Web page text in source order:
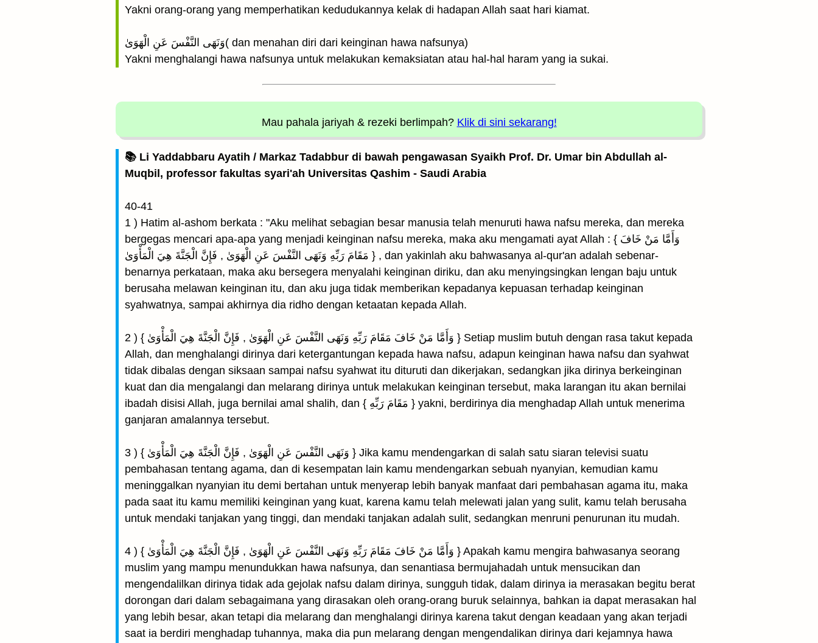
Yakni orang-orang yang memperhatikan kedudukannya kelak di hadapan Allah saat hari kiamat.
وَنَهَى النَّفْسَ عَنِ الْهَوَىٰ( dan menahan diri dari keinginan hawa nafsunya)
Yakni menghalangi hawa nafsunya untuk melakukan kemaksiatan atau hal-hal haram yang ia sukai.
Mau pahala jariyah & rezeki berlimpah? Klik di sini sekarang!
📚 Li Yaddabbaru Ayatih / Markaz Tadabbur di bawah pengawasan Syaikh Prof. Dr. Umar bin Abdullah al-
Muqbil, professor fakultas syari'ah Universitas Qashim - Saudi Arabia
40-41
1 ) Hatim al-ashom berkata : "Aku melihat sebagian besar manusia telah menuruti hawa nafsu mereka, dan mereka
bergegas mencari apa-apa yang menjadi keinginan nafsu mereka, maka aku mengamati ayat Allah : { وَأَمَّا مَنْ خَافَ
مَقَامَ رَبِّهِ وَنَهَى النَّفْسَ عَنِ الْهَوَىٰ , فَإِنَّ الْجَنَّةَ هِيَ الْمَأْوَىٰ } , dan yakinlah aku bahwasanya al-qur'an adalah sebenar-
benarnya perkataan, maka aku bersegera menyalahi keinginan diriku, dan aku menyingsingkan lengan baju untuk
berusaha melawan keinginan itu, dan aku juga tidak memberikan kepadanya kepuasan terhadap keinginan
syahwatnya, sampai akhirnya dia ridho dengan ketaatan kepada Allah.
2 ) { وَأَمَّا مَنْ خَافَ مَقَامَ رَبِّهِ وَنَهَى النَّفْسَ عَنِ الْهَوَىٰ , فَإِنَّ الْجَنَّةَ هِيَ الْمَأْوَىٰ } Setiap muslim butuh dengan rasa takut kepada
Allah, dan menghalangi dirinya dari ketergantungan kepada hawa nafsu, adapun keinginan hawa nafsu dan syahwat
tidak dibalas dengan siksaan sampai nafsu syahwat itu dituruti dan dikerjakan, sedangkan jika dirinya berkeinginan
kuat dan dia mengalangi dan melarang dirinya untuk melakukan keinginan tersebut, maka larangan itu akan bernilai
ibadah disisi Allah, juga bernilai amal shalih, dan { مَقَامَ رَبِّهِ } yakni, berdirinya dia menghadap Allah untuk menerima
ganjaran amalannya tersebut.
3 ) { وَنَهَى النَّفْسَ عَنِ الْهَوَىٰ , فَإِنَّ الْجَنَّةَ هِيَ الْمَأْوَىٰ } Jika kamu mendengarkan di salah satu siaran televisi suatu
pembahasan tentang agama, dan di kesempatan lain kamu mendengarkan sebuah nyanyian, kemudian kamu
meninggalkan nyanyian itu demi bertahan untuk menyerap lebih banyak manfaat dari pembahasan agama itu, maka
pada saat itu kamu memiliki keinginan yang kuat, karena kamu telah melewati jalan yang sulit, kamu telah berusaha
untuk mendaki tanjakan yang tinggi, dan mendaki tanjakan adalah sulit, sedangkan menruni penurunan itu mudah.
4 ) { وَأَمَّا مَنْ خَافَ مَقَامَ رَبِّهِ وَنَهَى النَّفْسَ عَنِ الْهَوَىٰ , فَإِنَّ الْجَنَّةَ هِيَ الْمَأْوَىٰ } Apakah kamu mengira bahwasanya seorang
muslim yang mampu menundukkan hawa nafsunya, dan senantiasa bermujahadah untuk mensucikan dan
mengendalilkan dirinya tidak ada gejolak nafsu dalam dirinya, sungguh tidak, dalam dirinya ia merasakan begitu berat
dorongan dari dalam sebagaimana yang dirasakan oleh orang-orang buruk selainnya, bahkan ia dapat merasakan hal
yang lebih besar, akan tetapi dia melarang dan menghalangi dirinya karena takut dengan keadaan yang akan terjadi
saat ia berdiri menghadap tuhannya, maka dia pun melarang dengan mengendalikan dirinya dari kejamnya hawa